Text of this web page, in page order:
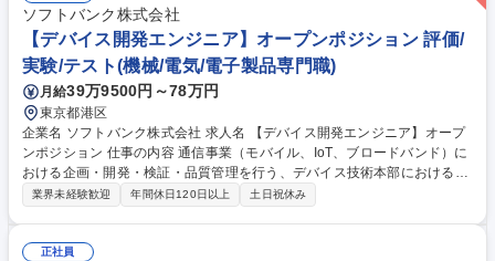
り、チームメンバーと連携しながら最高品質の映像演出を追求します。 変
更範囲：当社業務全般 募集職種 【東京】PS映像企画/世界各国で事業を展
開するCAPCOM/WEB面接OK
ソフトバンク株式会社
【デバイス開発エンジニア】オープンポジション 評価/
実験/テスト(機械/電気/電子製品専門職)
月給39万9500円～78万円
東京都港区
企業名 ソフトバンク株式会社 求人名 【デバイス開発エンジニア】オープ
ンポジション 仕事の内容 通信事業（モバイル、IoT、ブロードバンド）に
おける企画・開発・検証・品質管理を行う、デバイス技術本部におけるオ
ープンポジション求人です。ご経験に応じて、以下業務のいずれかを担当
USIM開発、チップセット検証 【2】Android／iOS向けのサービスアプリ
業界未経験歓迎 年間休日120日以上 土日祝休み
正社員